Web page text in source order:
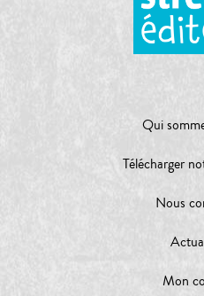
Qui
Télécharger
Nous
Mon